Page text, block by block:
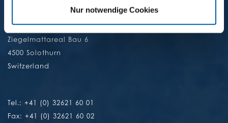
Nur notwendige Cookies
DR MEDICAL AG
Ziegelmattareal Bau 6
4500 Solothurn
Switzerland
Tel.: +41 (0) 32621 60 01
Fax: +41 (0) 32621 60 02